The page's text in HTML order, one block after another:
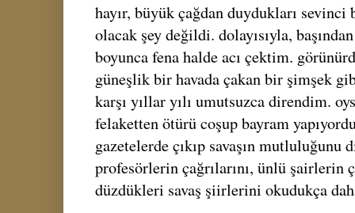
hayır, büyük çağdan duydukları sevinci
olacak şey değildi. dolayısıyla,
boyunca fena halde acı çektim.
güneşlik bir havada çakan bir şimşek
karşı yıllar yılı umutsuzca direndim.
felaketten ötürü coşup bayram
gazetelerde çıkıp savaşın mutluluğunu
profesörlerin çağrılarını, ünlü şairlerin
düzdükleri savaş şiirlerini okudukça